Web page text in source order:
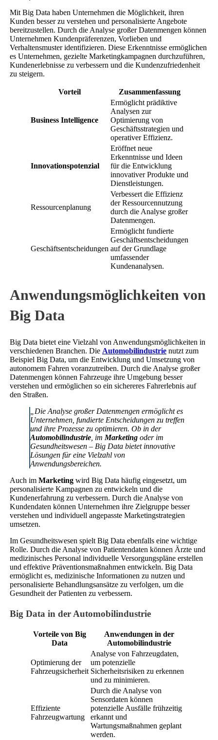
Mit Big Data haben Unternehmen die Möglichkeit, ihren
Kunden besser zu verstehen und personalisierte Angebote
bereitzustellen. Durch die Analyse großer Datenmengen können
Unternehmen Kundenpräferenzen, Vorlieben und
Verhaltensmuster identifizieren. Diese Erkenntnisse ermöglichen
es Unternehmen, gezielte Marketingkampagnen durchzuführen,
Kundenerlebnisse zu verbessern und die Kundenzufriedenheit
zu steigern.
Vorteil Zusammenfassung
Business Intelligence
Ermöglicht prädiktive
Analysen zur
Optimierung von
Geschäftsstrategien und
operativer Effizienz.
Innovationspotenzial
Eröffnet neue
Erkenntnisse und Ideen
für die Entwicklung
innovativer Produkte und
Dienstleistungen.
Ressourcenplanung
Verbessert die Effizienz
der Ressourcennutzung
durch die Analyse großer
Datenmengen.
Geschäftsentscheidungen
Ermöglicht fundierte
Geschäftsentscheidungen
auf der Grundlage
umfassender
Kundenanalysen.
Anwendungsmöglichkeiten von
Big Data
Big Data bietet eine Vielzahl von Anwendungsmöglichkeiten in
verschiedenen Branchen. Die Automobilindustrie nutzt zum
Beispiel Big Data, um die Entwicklung und Umsetzung von
autonomem Fahren voranzutreiben. Durch die Analyse großer
Datenmengen können Fahrzeuge ihre Umgebung besser
verstehen und ermöglichen so ein sichereres Fahrerlebnis auf
den Straßen.
„Die Analyse großer Datenmengen ermöglicht es
Unternehmen, fundierte Entscheidungen zu treffen
und ihre Prozesse zu optimieren. Ob in der
Automobilindustrie , im Marketing oder im
Gesundheitswesen – Big Data bietet innovative
Lösungen für eine Vielzahl von
Anwendungsbereichen.
Auch im Marketing wird Big Data häufig eingesetzt, um
personalisierte Kampagnen zu entwickeln und die
Kundenerfahrung zu verbessern. Durch die Analyse von
Kundendaten können Unternehmen ihre Zielgruppe besser
verstehen und individuell angepasste Marketingstrategien
umsetzen.
Im Gesundheitswesen spielt Big Data ebenfalls eine wichtige
Rolle. Durch die Analyse von Patientendaten können Ärzte und
medizinisches Personal individuelle Versorgungspläne erstellen
und effektive Präventionsmaßnahmen entwickeln. Big Data
ermöglicht es, medizinische Informationen zu nutzen und
personalisierte Behandlungsansätze zu verfolgen, um die
Gesundheit der Patienten zu verbessern.
Big Data in der Automobilindustrie
Vorteile von Big
Data
Anwendungen in der
Automobilindustrie
Optimierung der
Fahrzeugsicherheit
Analyse von Fahrzeugdaten,
um potenzielle
Sicherheitsrisiken zu erkennen
und zu minimieren.
Effiziente
Fahrzeugwartung
Durch die Analyse von
Sensordaten können
potenzielle Ausfälle frühzeitig
erkannt und
Wartungsmaßnahmen geplant
werden.